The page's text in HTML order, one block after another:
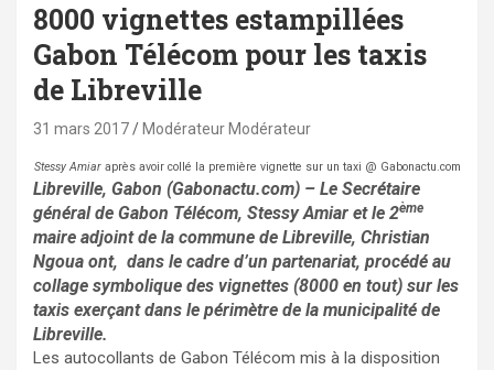
8000 vignettes estampillées
Gabon Télécom pour les taxis
de Libreville
31 mars 2017 Modérateur Modérateur
Stessy Amiar après avoir collé la première vignette sur un taxi @ Gabonactu.com
Libreville, Gabon (Gabonactu.com) – Le Secrétaire
général de Gabon Télécom, Stessy Amiar et le 2ème
maire adjoint de la commune de Libreville, Christian
Ngoua ont, dans le cadre d’un partenariat, procédé au
collage symbolique des vignettes (8000 en tout) sur les
taxis exerçant dans le périmètre de la municipalité de
Libreville.
Les autocollants de Gabon Télécom mis à la disposition